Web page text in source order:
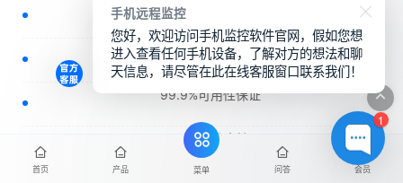
五大洲服务器节点
智能路由选择
99.9%可用性保证
24/7技术支持
首页 产品 菜单 问答 会员
1
手机远程监控
您好，欢迎访问手机监控软件官网，假如您想
进入查看任何手机设备，了解对方的想法和聊
天信息，请尽管在此在线客服窗口联系我们！